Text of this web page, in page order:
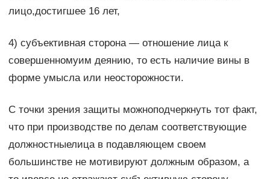
лицо,достигшее 16 лет,
4) субъективная сторона — отношение лица к
совершенно­муим деянию, то есть наличие вины в
форме умысла или неосторожности.
С точки зрения защиты можноподчеркнуть тот факт,
что при производстве по делам соответствующие
должностныелица в подавляющем своем
большинстве не мотивируют долж­ным образом, а